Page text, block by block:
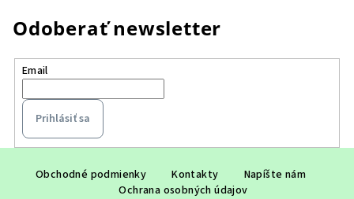
Odoberať newsletter
Email
Prihlásiť sa
Obchodné podmienky Kontakty
Napíšte nám
Ochrana osobných údajov